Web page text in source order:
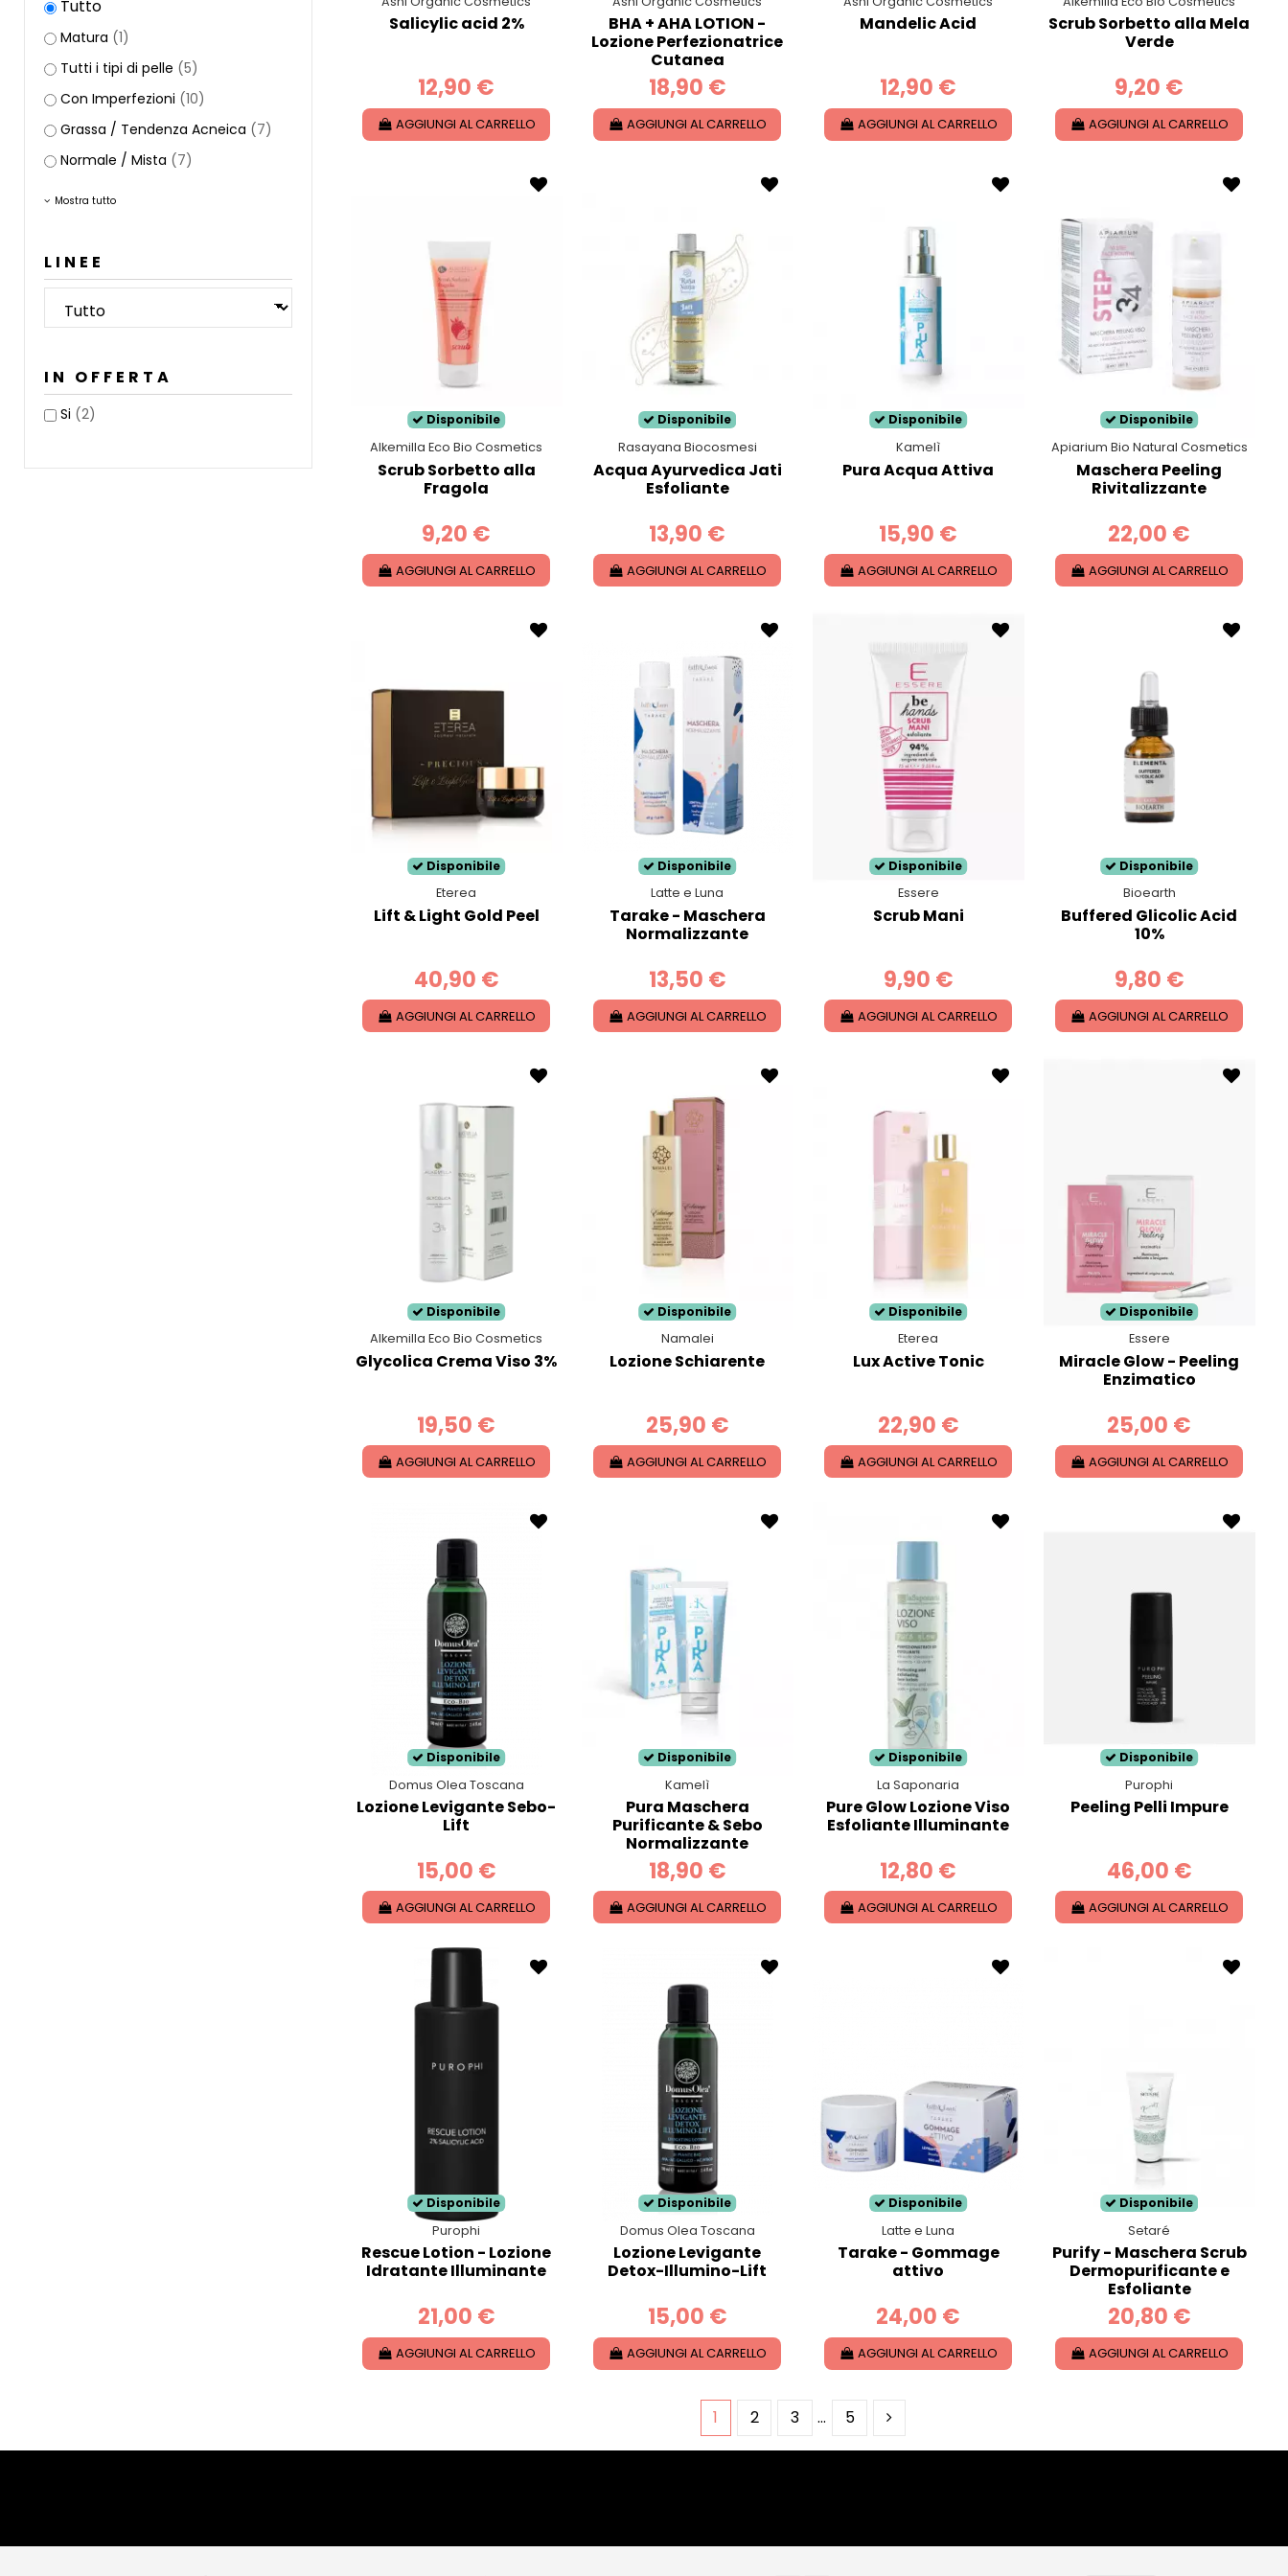
Salicylic acid 2%
12,90 €
AGGIUNGI AL CARRELLO
BHA + AHA LOTION -
Lozione Perfezionatrice
Cutanea
18,90 €
AGGIUNGI AL CARRELLO
Mandelic Acid
12,90 €
AGGIUNGI AL CARRELLO
Scrub Sorbetto alla Mela
Verde
9,20 €
AGGIUNGI AL CARRELLO
Disponibile
Alkemilla Eco Bio Cosmetics
Scrub Sorbetto alla
Fragola
9,20 €
AGGIUNGI AL CARRELLO
Disponibile
Rasayana Biocosmesi
Acqua Ayurvedica Jati
Esfoliante
13,90 €
AGGIUNGI AL CARRELLO
Disponibile
Kamelì
Pura Acqua Attiva
15,90 €
AGGIUNGI AL CARRELLO
Disponibile
Apiarium Bio Natural Cosmetics
Maschera Peeling
Rivitalizzante
22,00 €
AGGIUNGI AL CARRELLO
Disponibile
Eterea
Lift & Light Gold Peel
40,90 €
AGGIUNGI AL CARRELLO
Disponibile
Latte e Luna
Tarake - Maschera
Normalizzante
13,50 €
AGGIUNGI AL CARRELLO
Disponibile
Essere
Scrub Mani
9,90 €
AGGIUNGI AL CARRELLO
Disponibile
Bioearth
Buffered Glicolic Acid
10%
9,80 €
AGGIUNGI AL CARRELLO
Disponibile
Alkemilla Eco Bio Cosmetics
Glycolica Crema Viso 3%
19,50 €
AGGIUNGI AL CARRELLO
Disponibile
Namalei
Lozione Schiarente
25,90 €
AGGIUNGI AL CARRELLO
Disponibile
Eterea
Lux Active Tonic
22,90 €
AGGIUNGI AL CARRELLO
Disponibile
Essere
Miracle Glow - Peeling
Enzimatico
25,00 €
AGGIUNGI AL CARRELLO
Disponibile
Domus Olea Toscana
Lozione Levigante Sebo-
Lift
15,00 €
AGGIUNGI AL CARRELLO
Disponibile
Kamelì
Pura Maschera
Purificante & Sebo
Normalizzante
18,90 €
AGGIUNGI AL CARRELLO
Disponibile
La Saponaria
Pure Glow Lozione Viso
Esfoliante Illuminante
12,80 €
AGGIUNGI AL CARRELLO
Disponibile
Purophi
Peeling Pelli Impure
46,00 €
AGGIUNGI AL CARRELLO
Disponibile
Purophi
Rescue Lotion - Lozione
Idratante Illuminante
21,00 €
AGGIUNGI AL CARRELLO
Disponibile
Domus Olea Toscana
Lozione Levigante
Detox-Illumino-Lift
15,00 €
AGGIUNGI AL CARRELLO
Disponibile
Latte e Luna
Tarake - Gommage
attivo
24,00 €
AGGIUNGI AL CARRELLO
Disponibile
Setaré
Purify - Maschera Scrub
Dermopurificante e
Esfoliante
20,80 €
AGGIUNGI AL CARRELLO
1 2 3 … 5
Tutto
Matura (1)
Tutti i tipi di pelle (5)
Con Imperfezioni (10)
Grassa / Tendenza Acneica (7)
Normale / Mista (7)
Mostra tutto
LINEE
IN OFFERTA
Si (2)